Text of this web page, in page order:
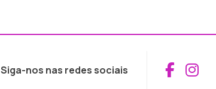
Siga-nos nas redes sociais